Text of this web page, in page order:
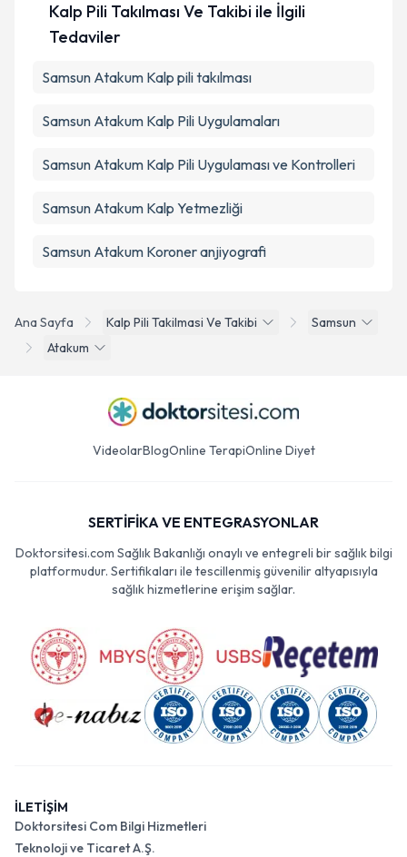
Ana Sayfa Kalp Pili Takilmasi Ve Takibi
Samsun
Atakum
Kalp Pili Takılması Ve Takibi ile İlgili
Tedaviler
Samsun Atakum Kalp pili takılması
Samsun Atakum Kalp Pili Uygulamaları
Samsun Atakum Kalp Pili Uygulaması ve Kontrolleri
Samsun Atakum Kalp Yetmezliği
Samsun Atakum Koroner anjiyografi
VideolarBlogOnline TerapiOnline Diyet
SERTİFİKA VE ENTEGRASYONLAR
Doktorsitesi.com Sağlık Bakanlığı onaylı ve entegreli bir sağlık bilgi
platformudur. Sertifikaları ile tescillenmiş güvenilir altyapısıyla
sağlık hizmetlerine erişim sağlar.
İLETİŞİM
Doktorsitesi Com Bilgi Hizmetleri
Teknoloji ve Ticaret A.Ş.